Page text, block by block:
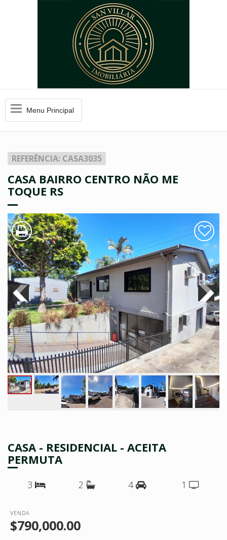
MenuMenu Principal
REFERÊNCIA: CASA3035
CASA BAIRRO CENTRO NÃO ME
TOQUE RS
CASA - RESIDENCIAL - ACEITA
PERMUTA
3 2 4 1
VENDA
$790,000.00